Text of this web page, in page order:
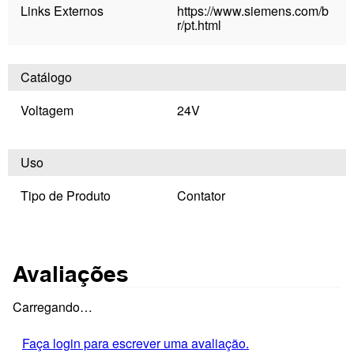
Links Externos https://www.siemens.com/b
r/pt.html
Catálogo
Voltagem
24V
Uso
Tipo de Produto
Contator
Avaliações
Carregando…
Faça login para escrever uma avaliação.